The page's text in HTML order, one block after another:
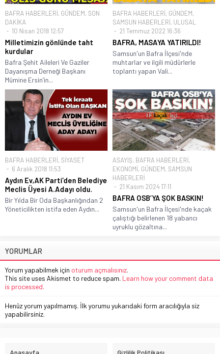
BAFRA HABERLERİ, GÜNDEM, SON
DAKİKA
10 Nisan 2018 12:57
Milletimizin gönlünde taht
kurdular
Bafra Şehit Aileleri Ve Gaziler
Dayanışma Derneği Başkanı
Mümine Ersin’in...
BAFRA HABERLERİ, GÜNDEM,
SAMSUN HABERLERİ, ULUSAL
21 Temmuz 2022 16:36
BAFRA, MASAYA YATIRILDI!
Samsun'un Bafra İlçesi'nde
muhtarlar ve ilgili müdürlerle
toplantı yapan Vali...
BAFRA HABERLERİ, SİYASET
6 Aralık 2018 11:53
Aydın Ev,AK Parti’den Belediye
Meclis Üyesi A.Adayı oldu.
Bir Yılda Bir Oda Başkanlığından 2
Yöneticilikten istifa eden Aydın...
ASAYİŞ, BAFRA HABERLERİ,
EKONOMİ, GÜNDEM, SAMSUN
HABERLERİ
21 Kasım 2024 17:11
BAFRA OSB’YA ŞOK BASKIN!
Samsun'un Bafra İlçesi'nde kaçak
çalıştığı belirlenen 18 yabancı
uyruklu gözaltına...
YORUMLAR
Yorum yapabilmek için oturum açmalısınız.
This site uses Akismet to reduce spam. Learn how your comment data
is processed.
Henüz yorum yapılmamış. İlk yorumu yukarıdaki form aracılığıyla siz
yapabilirsiniz.
Anasayfa Gizlilik Politikası